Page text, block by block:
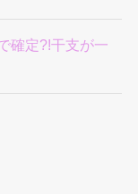
確定?!干支が一